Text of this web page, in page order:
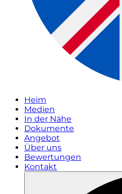
Heim
Medien
In der Nähe
Dokumente
Angebot
Über uns
Bewertungen
Kontakt